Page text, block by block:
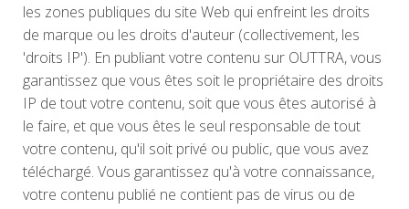
les zones publiques du site Web qui enfreint les droits
de marque ou les droits d'auteur (collectivement, les
'droits IP'). En publiant votre contenu sur OUTTRA, vous
garantissez que vous êtes soit le propriétaire des droits
IP de tout votre contenu, soit que vous êtes autorisé à
le faire, et que vous êtes le seul responsable de tout
votre contenu, qu'il soit privé ou public, que vous avez
téléchargé. Vous garantissez qu'à votre connaissance,
votre contenu publié ne contient pas de virus ou de